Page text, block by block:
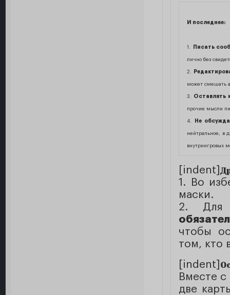
И последнее:
1. Писать
лично без
2.
может смешать
3. Оставлять
прочие мысли
4. Не
нейтральное, в
внутриигровых
[indent]
1. Во
маски.
2. Для
чтобы
том, кто
[indent]
Вместе с
две